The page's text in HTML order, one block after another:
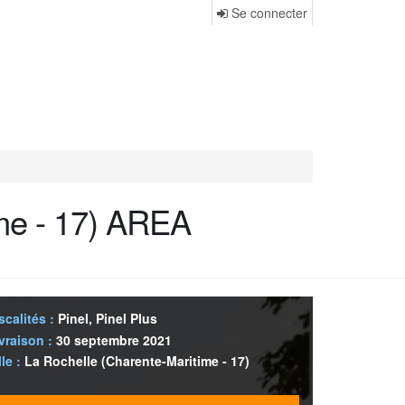
Se connecter
- 17) AREA
: Pinel, Pinel Plus
: 30 septembre 2021
: La Rochelle (Charente-Maritime - 17)